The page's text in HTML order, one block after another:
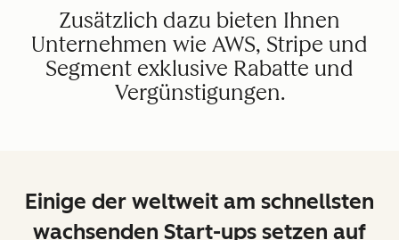
Zusätzlich dazu bieten Ihnen
Unternehmen wie AWS, Stripe und
Segment exklusive Rabatte und
Vergünstigungen.
Einige der weltweit am schnellsten
wachsenden Start-ups setzen auf